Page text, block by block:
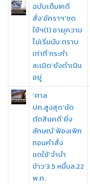
ฉบับเต็ม!คดี
สั่ง‘อัคราฯ’ชด
ใช้ฯ(1) อายุความ
ไม่เริ่มนับ ตราบ
เท่าที่‘กระทำ
ละเมิด’ยังดำเนิน
อยู่
‘ศาล
ปค.สูงสุด’นัด
ตัดสินคดี‘ยิ่ง
ลักษณ์’ฟ้องเพิก
ถอนคำสั่ง
ชดใช้‘จำนำ
ข้าว’3.5 หมื่นล.22
พ.ค.